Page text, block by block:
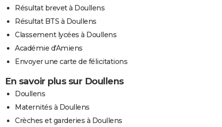
Résultat brevet à Doullens
Résultat BTS à Doullens
Classement lycées à Doullens
Académie d'Amiens
Envoyer une carte de félicitations
En savoir plus sur Doullens
Doullens
Maternités à Doullens
Crèches et garderies à Doullens